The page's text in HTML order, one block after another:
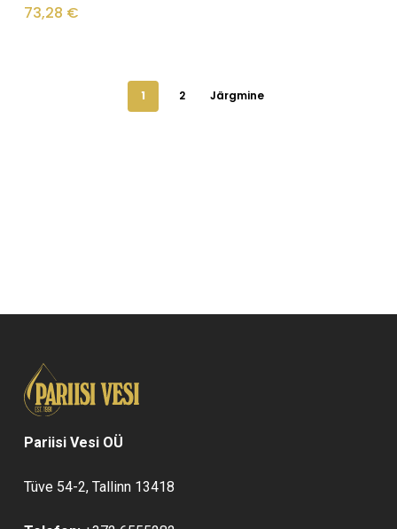
73,28 €
1 2 Järgmine
Pariisi Vesi OÜ
Tüve 54-2, Tallinn 13418